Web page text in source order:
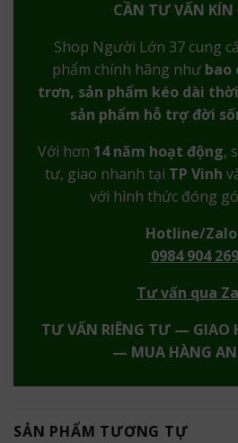
CẦN TƯ VẤN KÍN
Shop Người Lớn 37 cung
phẩm chính hãng như bao
trơn, sản phẩm kéo dài
sản phẩm hỗ trợ đời
Với hơn 14 năm hoạt động,
tư, giao nhanh tại TP Vinh
với hình thức đóng
Hotline/
0984 904 269
Tư vấn qua
TƯ VẤN RIÊNG TƯ — GIAO
— MUA HÀNG
SẢN PHẨM TƯƠNG TỰ